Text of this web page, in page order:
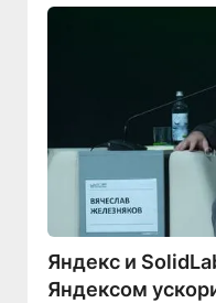
Яндекс и
Яндексом